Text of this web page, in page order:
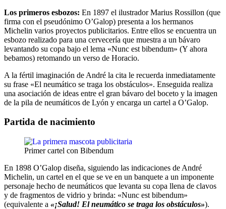
Los primeros esbozos: En 1897 el ilustrador Marius Rossillon (que
firma con el pseudónimo O’Galop) presenta a los hermanos
Michelin varios proyectos publicitarios. Entre ellos se encuentra un
esbozo realizado para una cervecería que muestra a un bávaro
levantando su copa bajo el lema «Nunc est bibendum» (Y ahora
bebamos) retomando un verso de Horacio.
A la fértil imaginación de André la cita le recuerda inmediatamente
su frase «El neumático se traga los obstáculos». Enseguida realiza
una asociación de ideas entre el gran bávaro del boceto y la imagen
de la pila de neumáticos de Lyón y encarga un cartel a O’Galop.
Partida de nacimiento
Primer cartel con Bibendum
En 1898 O’Galop diseña, siguiendo las indicaciones de André
Michelin, un cartel en el que se ve en un banquete a un imponente
personaje hecho de neumáticos que levanta su copa llena de clavos
y de fragmentos de vidrio y brinda: «Nunc est bibendum»
(equivalente a «¡Salud! El neumático se traga los obstáculos»).